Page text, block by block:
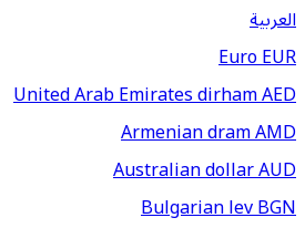
العربية
EuroEUR
United Arab Emirates dirhamAED
Armenian dramAMD
Australian dollarAUD
Bulgarian levBGN